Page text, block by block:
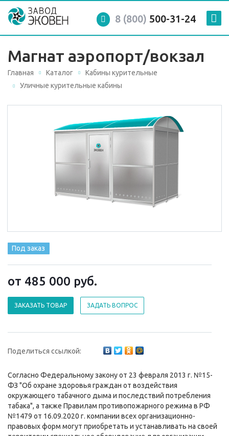
8 (800) 500-31-24
Магнат аэропорт/вокзал
Главная Каталог
Кабины курительные
Уличные курительные кабины
Под заказ
от 485 000 руб.
ЗАКАЗАТЬ ТОВАР ЗАДАТЬ ВОПРОС
Поделиться ссылкой:
Согласно Федеральному закону от 23 февраля 2013 г. №15-
ФЗ "Об охране здоровья граждан от воздействия
окружающего табачного дыма и последствий потребления
табака", а также Правилам противопожарного режима в РФ
№1479 от 16.09.2020 г. компании всех организационно-
правовых форм могут приобретать и устанавливать на своей